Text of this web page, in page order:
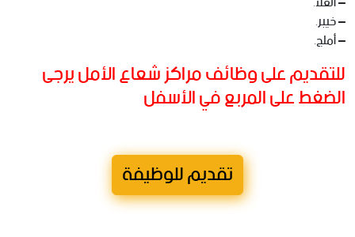
– خيبر.
– أملج.
للتقديم على وظائف مراكز شعاع الأمل يرجى
الضغط على المربع في الأسفل
تقديم للوظيفة